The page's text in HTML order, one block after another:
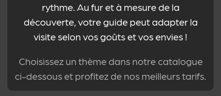
rythme. Au fur et à mesure de la
découverte, votre guide peut adapter la
visite selon vos goûts et vos envies !
Choisissez un thème dans notre catalogue
ci-dessous et profitez de nos meilleurs tarifs.